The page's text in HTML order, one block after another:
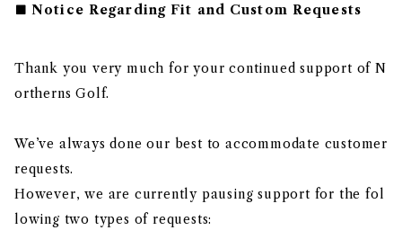
Notice Regarding Fit and Custom Requests
Thank you very much for your continued support of N
ortherns Golf.
We’ve always done our best to accommodate customer
requests.
However, we are currently pausing support for the fol
lowing two types of requests: